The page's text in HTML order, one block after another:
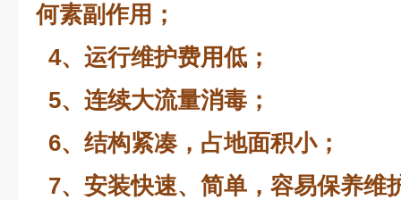
何素副作用；
4、运行维护费用低；
5、连续大流量消毒；
6、结构紧凑，占地面积小；
7、安装快速、简单，容易保养维